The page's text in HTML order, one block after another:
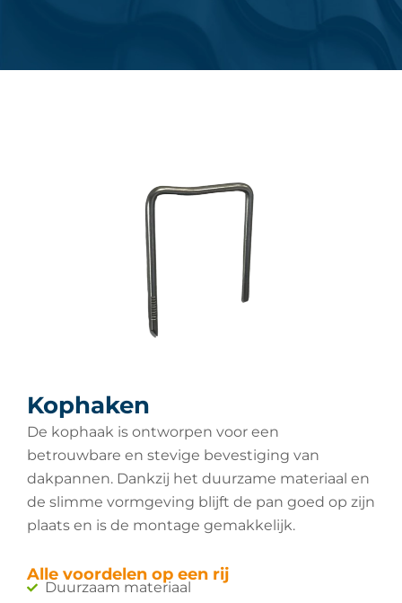
Kophaken
De kophaak is ontworpen voor een
betrouwbare en stevige bevestiging van
dakpannen. Dankzij het duurzame materiaal en
de slimme vormgeving blijft de pan goed op zijn
plaats en is de montage gemakkelijk.
Alle voordelen op een rij
Duurzaam materiaal